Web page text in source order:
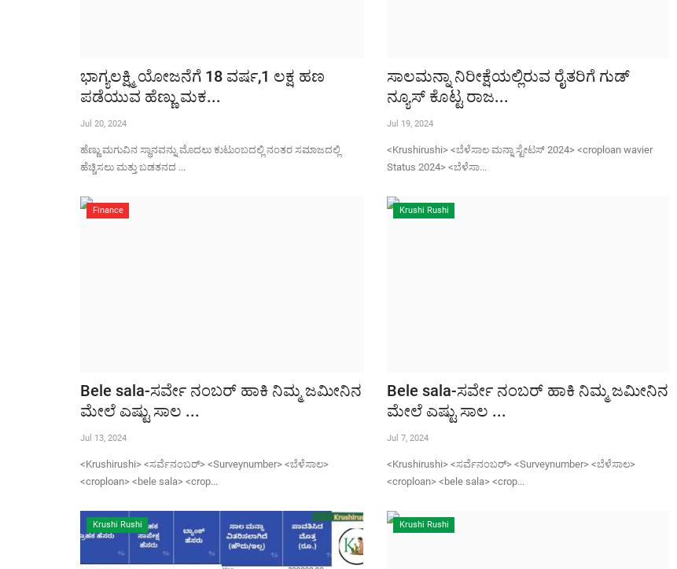
ಭಾಗ್ಯಲಕ್ಷ್ಮಿ ಯೋಜನೆಗೆ 18 ವರ್ಷ,1 ಲಕ್ಷ ಹಣ
ಪಡೆಯುವ ಹೆಣ್ಣು ಮಕ...
Jul 20, 2024
ಹೆಣ್ಣು ಮಗುವಿನ ಸ್ಥಾನವನ್ನು ಮೊದಲು ಕುಟುಂಬದಲ್ಲಿ ನಂತರ ಸಮಾಜದಲ್ಲಿ
ಹೆಚ್ಚಿಸಲು ಮತ್ತು ಬಡತನದ ...
ಸಾಲಮನ್ನಾ ನಿರೀಕ್ಷೆಯಲ್ಲಿರುವ ರೈತರಿಗೆ ಗುಡ್
ನ್ಯೂಸ್ ಕೊಟ್ಟ ರಾಜ...
Jul 19, 2024
<Krushirushi> <ಬೆಳೆಸಾಲ ಮನ್ನಾ ಸ್ಟೇಟಸ್ 2024> <croploan wavier
Status 2024> <ಬೆಳೆಸಾ...
Finance
Bele sala-ಸರ್ವೇ ನಂಬರ್ ಹಾಕಿ ನಿಮ್ಮ ಜಮೀನಿನ
ಮೇಲೆ ಎಷ್ಟು ಸಾಲ ...
Jul 13, 2024
<Krushirushi> <ಸರ್ವೆನಂಬರ್> <Surveynumber> <ಬೆಳೆಸಾಲ>
<croploan> <bele sala> <crop...
Krushi Rushi
Bele sala-ಸರ್ವೇ ನಂಬರ್ ಹಾಕಿ ನಿಮ್ಮ ಜಮೀನಿನ
ಮೇಲೆ ಎಷ್ಟು ಸಾಲ ...
Jul 7, 2024
<Krushirushi> <ಸರ್ವೆನಂಬರ್> <Surveynumber> <ಬೆಳೆಸಾಲ>
<croploan> <bele sala> <crop...
Krushi Rushi Krushi Rushi